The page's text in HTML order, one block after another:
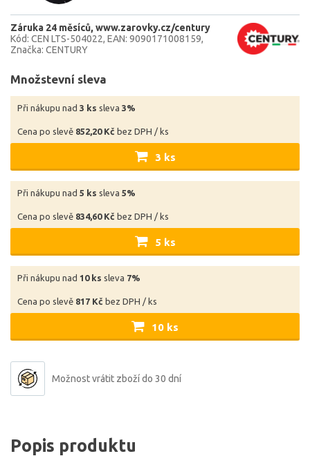
Záruka 24 měsíců www.zarovky.cz/century
Kód: CEN LTS-504022 EAN: 9090171008159
Značka: CENTURY
Množstevní sleva
Při nákupu nad 3 ks sleva 3%
Cena po slevě 852,20 Kč bez DPH / ks
3 ks
Při nákupu nad 5 ks sleva 5%
Cena po slevě 834,60 Kč bez DPH / ks
5 ks
Při nákupu nad 10 ks sleva 7%
Cena po slevě 817 Kč bez DPH / ks
10 ks
Možnost vrátit zboží do 30 dní
Popis produktu